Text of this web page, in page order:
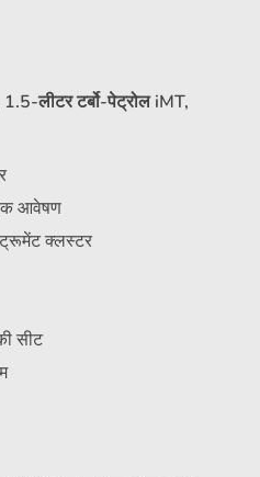
लीटर टर्बो-पेट्रोल iMT,
आवेषण
क्लस्टर
सीट